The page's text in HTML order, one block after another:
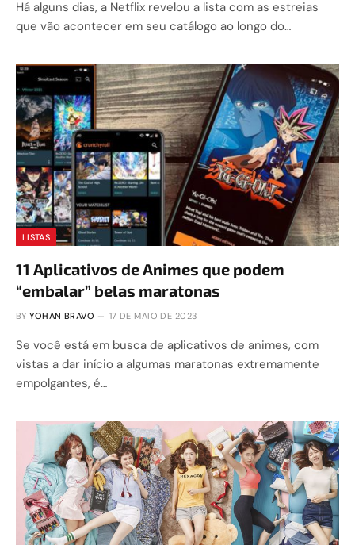
Há alguns dias, a Netflix revelou a lista com as estreias
que vão acontecer em seu catálogo ao longo do…
LISTAS
11 Aplicativos de Animes que podem
“embalar” belas maratonas
BY YOHAN BRAVO 17 DE MAIO DE 2023
Se você está em busca de aplicativos de animes, com
vistas a dar início a algumas maratonas extremamente
empolgantes, é…